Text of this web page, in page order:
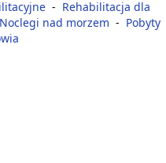
- Rehabilitacja dla
Noclegi nad morzem - Pobyty